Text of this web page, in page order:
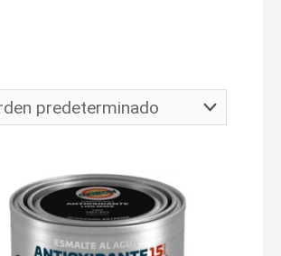
Rango
de
precios:
desde